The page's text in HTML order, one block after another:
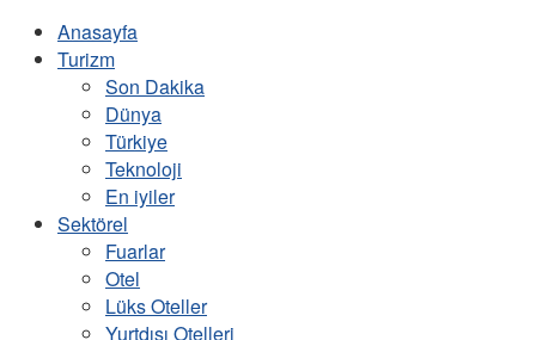
Anasayfa
Turizm
Son Dakika
Dünya
Türkiye
Teknoloji
En iyiler
Sektörel
Fuarlar
Otel
Lüks Oteller
Yurtdışı Otelleri